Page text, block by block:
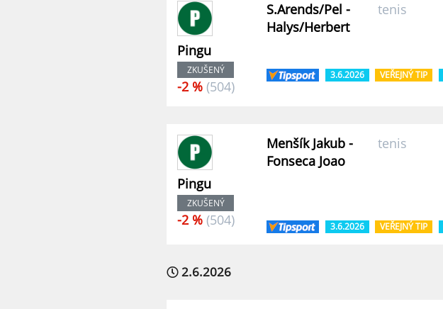
Pingu
ZKUŠENÝ
-2 % (504)
S.Arends/Pel -
Halys/Herbert
tenis
3.6.2026 VEŘEJNÝ TIP
Pingu
ZKUŠENÝ
-2 % (504)
Menšík Jakub -
Fonseca Joao
tenis
3.6.2026 VEŘEJNÝ TIP
2.6.2026